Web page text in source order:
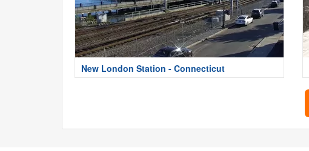
New London Station - Connecticut